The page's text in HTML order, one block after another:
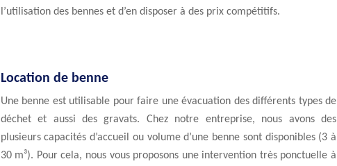
l’utilisation des bennes et d’en disposer à des prix compétitifs.
Location de benne
Une benne est utilisable pour faire une évacuation des différents types de
déchet et aussi des gravats. Chez notre entreprise, nous avons des
plusieurs capacités d’accueil ou volume d’une benne sont disponibles (3 à
30 m³). Pour cela, nous vous proposons une intervention très ponctuelle à